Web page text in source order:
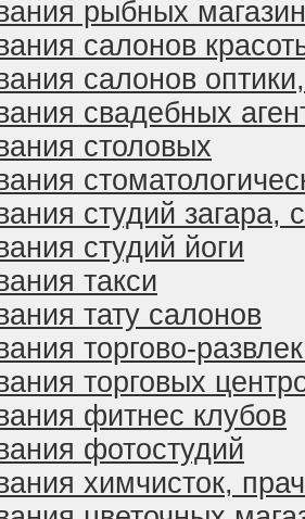
рыбных
салонов
салонов
свадебных
столовых
студий загара,
студий йоги
такси
тату салонов
торгово-
торговых
фитнес клубов
фотостудий
химчисток,